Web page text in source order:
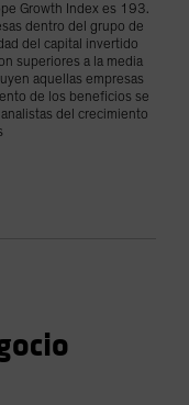
Growth Index es 193.
dentro del grupo de
del capital invertido
superiores a la media
aquellas empresas
de los beneficios se
del crecimiento